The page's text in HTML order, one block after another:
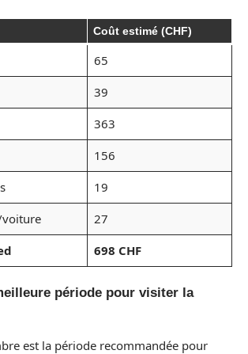
Coût estimé (CHF)
65
39
363
156
19
27
698 CHF
période pour visiter la
est la période recommandée pour